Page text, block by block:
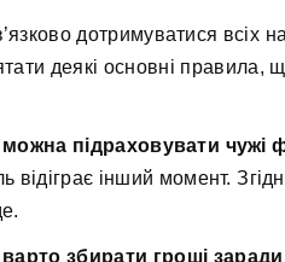
дотримуватися всіх
деякі основні
підраховувати чужі
відіграє інший момент.
збирати гроші